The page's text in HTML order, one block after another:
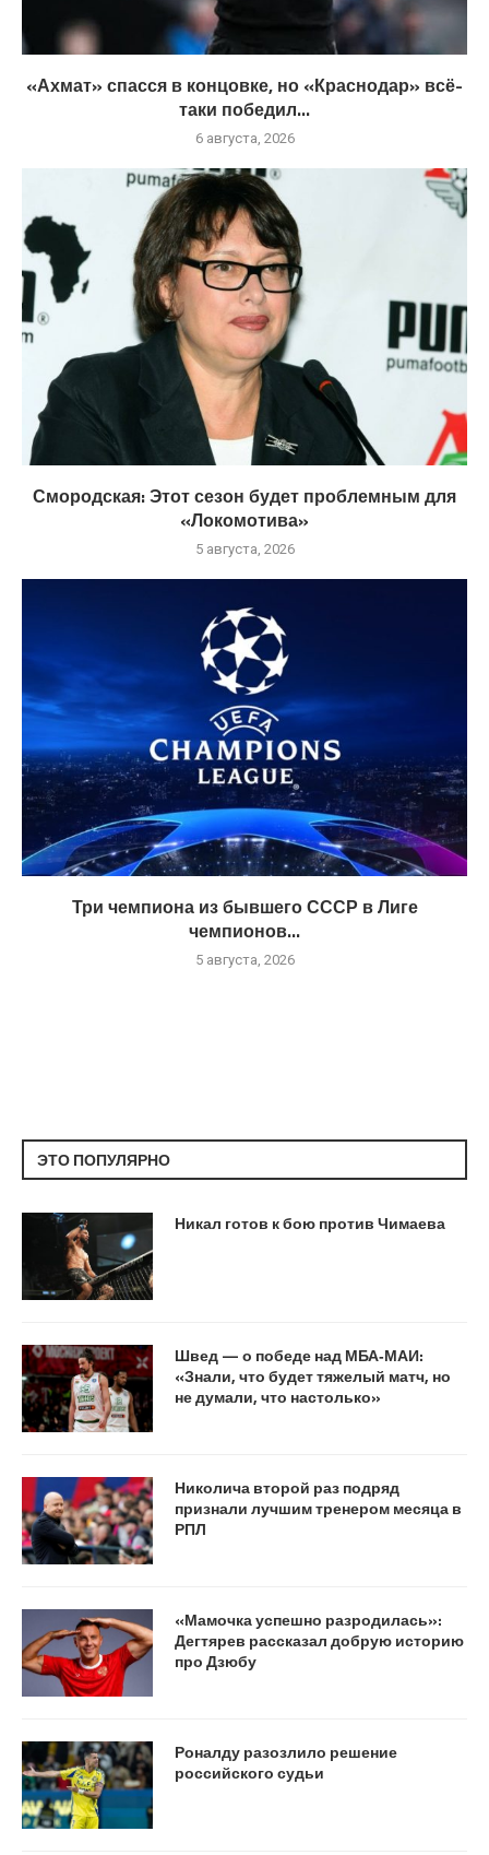
«Ахмат» спасся в концовке, но «Краснодар» всё-
таки победил...
6 августа, 2026
Смородская: Этот сезон будет проблемным для
«Локомотива»
5 августа, 2026
Три чемпиона из бывшего СССР в Лиге
чемпионов...
5 августа, 2026
ЭТО ПОПУЛЯРНО
Никал готов к бою против Чимаева
Швед — о победе над МБА‑МАИ:
«Знали, что будет тяжелый матч, но
не думали, что настолько»
Николича второй раз подряд
признали лучшим тренером месяца в
РПЛ
«Мамочка успешно разродилась»:
Дегтярев рассказал добрую историю
про Дзюбу
Роналду разозлило решение
российского судьи